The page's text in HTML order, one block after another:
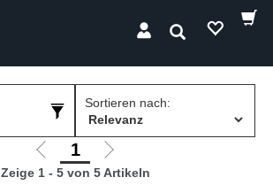
Suchen
Sortieren nach:
Zur
vorherigen
1
Zur
nächsten
Zeige 1 - 5 von 5 Artikeln